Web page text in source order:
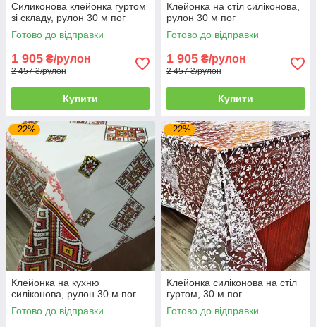
Силиконова клейонка гуртом
зі складу, рулон 30 м пог
Готово до відправки
1 905 ₴/рулон
2 457 ₴/рулон
Купити
Клейонка на стіл силіконова,
рулон 30 м пог
Готово до відправки
1 905 ₴/рулон
2 457 ₴/рулон
Купити
–22%
Клейонка на кухню
силіконова, рулон 30 м пог
Готово до відправки
–22%
Клейонка силіконова на стіл
гуртом, 30 м пог
Готово до відправки